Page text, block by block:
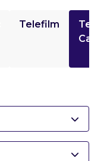
Telefilm